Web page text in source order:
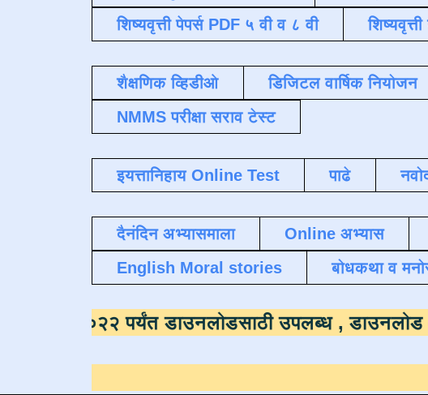
शिष्यवृत्ती पेपर्स PDF ५ वी व ८ वी
शैक्षणिक व्हिडीओ डिजिटल वार्षिक नियोजन
NMMS परीक्षा सराव टेस्ट
इयत्तानिहाय Online Test पाढे
दैनंदिन अभ्यासमाला Online अभ्यास
English Moral stories
बोधकथा व
दिनांक ऑक्टोबर २०२२ पर्यंत डाउनलोडसाठी